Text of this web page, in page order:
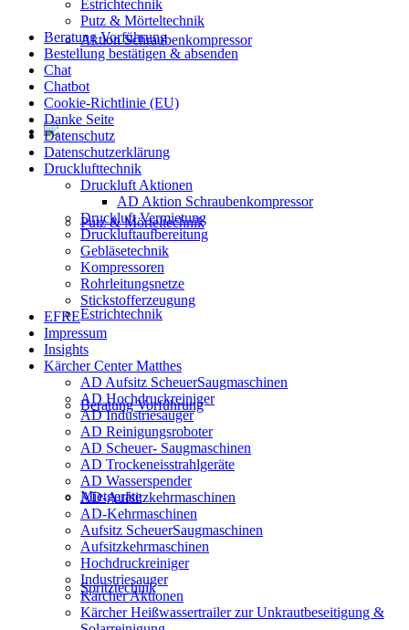
Aktion Schraubenkompressor
Putz & Mörteltechnik
Estrichtechnik
Beratung Vorführung
Mietgeräte
Spritztechnik
Estrichtechnik
Putz & Mörteltechnik
Beratung Vorführung
Bestellung bestätigen & absenden
Chat
Chatbot
Cookie-Richtlinie (EU)
Danke Seite
Datenschutz
Datenschutzerklärung
Drucklufttechnik
Druckluft Aktionen
AD Aktion Schraubenkompressor
Druckluft Vermietung
Druckluftaufbereitung
Gebläsetechnik
Kompressoren
Rohrleitungsnetze
Stickstofferzeugung
EFRE
Impressum
Insights
Kärcher Center Matthes
AD Aufsitz ScheuerSaugmaschinen
AD Hochdruckreiniger
AD Industriesauger
AD Reinigungsroboter
AD Scheuer- Saugmaschinen
AD Trockeneisstrahlgeräte
AD Wasserspender
AD-Aufsitzkehrmaschinen
AD-Kehrmaschinen
Aufsitz ScheuerSaugmaschinen
Aufsitzkehrmaschinen
Hochdruckreiniger
Industriesauger
Kärcher Aktionen
Kärcher Heißwassertrailer zur Unkrautbeseitigung &